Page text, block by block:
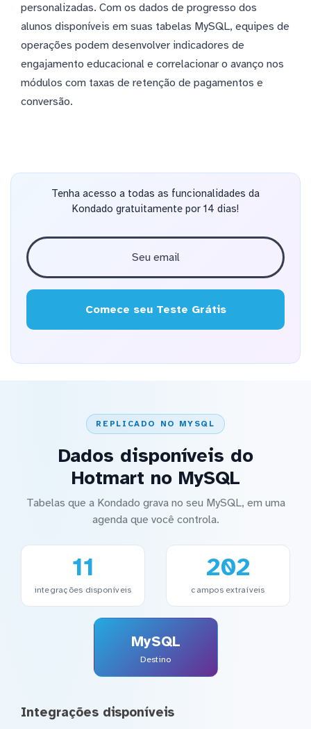
personalizadas. Com os dados de progresso dos
alunos disponíveis em suas tabelas MySQL, equipes de
operações podem desenvolver indicadores de
engajamento educacional e correlacionar o avanço nos
módulos com taxas de retenção de pagamentos e
conversão.
Tenha acesso a todas as funcionalidades da
Kondado gratuitamente por 14 dias!
Comece seu Teste Grátis
REPLICADO NO MYSQL
Dados disponíveis do
Hotmart no MySQL
Tabelas que a Kondado grava no seu MySQL, em uma
agenda que você controla.
11
integrações disponíveis
202
campos extraíveis
MySQL
Destino
Integrações disponíveis